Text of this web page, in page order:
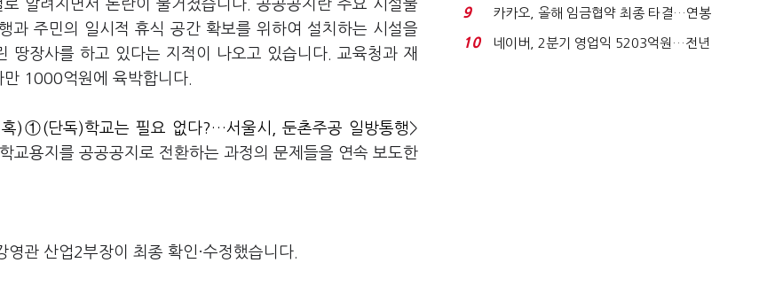
알려지면서 논란이 불거졌습니다. 공공공지란 주요 시설물
과 주민의 일시적 휴식 공간 확보를 위하여 설치하는 시설을
땅장사를 하고 있다는 지적이 나오고 있습니다. 교육청과 재
1000억원에 육박합니다.
혹)①(단독)학교는 필요 없다?…서울시, 둔촌주공 일방통행>
교용지를 공공공지로 전환하는 과정의 문제들을 연속 보도한
관 산업2부장이 최종 확인·수정했습니다.
금 폭탄' 우려...
9
카카오, 올해 임금협약 최종 타결…연봉
6.3% 인상·격려...
10
네이버, 2분기 영업익 5203억원…전년